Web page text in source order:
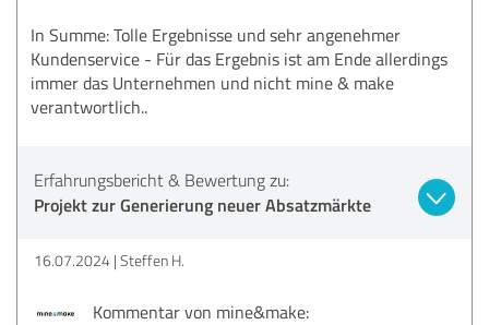
In Summe: Tolle Ergebnisse und sehr angenehmer
Kundenservice - Für das Ergebnis ist am Ende allerdings
immer das Unternehmen und nicht mine & make
verantwortlich..
Erfahrungsbericht & Bewertung zu:
Projekt zur Generierung neuer Absatzmärkte
16.07.2024 Steffen H.
Kommentar von mine&make: